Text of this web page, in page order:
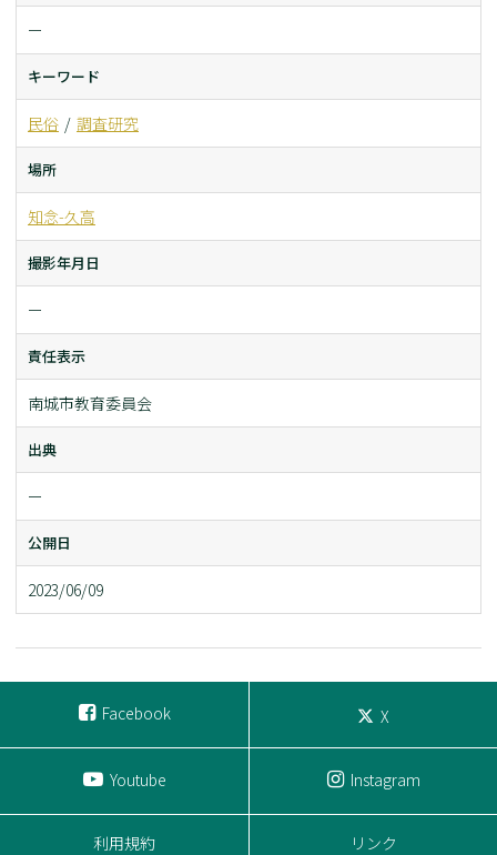
ー
キーワード
民俗 調査研究
場所
知念-久高
撮影年月日
ー
責任表示
南城市教育委員会
出典
ー
公開日
2023/06/09
Facebook X
Youtube Instagram
利用規約 リンク